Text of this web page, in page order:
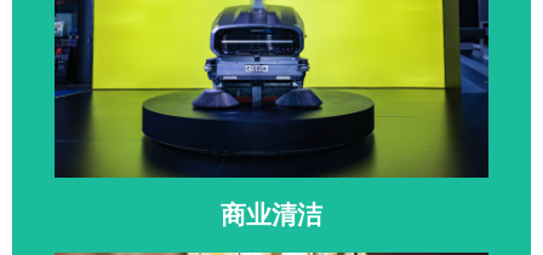
商业清洁
SHOP PLUS
上海国际商业空间博览会
点击参展